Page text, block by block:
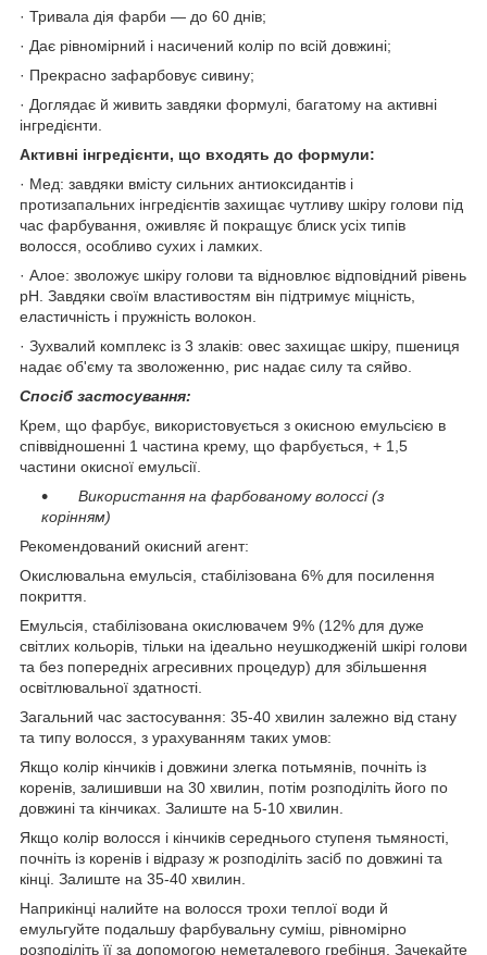
· Тривала дія фарби — до 60 днів;
· Дає рівномірний і насичений колір по всій довжині;
· Прекрасно зафарбовує сивину;
· Доглядає й живить завдяки формулі, багатому на активні
інгредієнти.
Активні інгредієнти, що входять до формули:
· Мед: завдяки вмісту сильних антиоксидантів і
протизапальних інгредієнтів захищає чутливу шкіру голови під
час фарбування, оживляє й покращує блиск усіх типів
волосся, особливо сухих і ламких.
· Алое: зволожує шкіру голови та відновлює відповідний рівень
pH. Завдяки своїм властивостям він підтримує міцність,
еластичність і пружність волокон.
· Зухвалий комплекс із 3 злаків: овес захищає шкіру, пшениця
надає об'єму та зволоженню, рис надає силу та сяйво.
Спосіб застосування:
Крем, що фарбує, використовується з окисною емульсією в
співвідношенні 1 частина крему, що фарбується, + 1,5
частини окисної емульсії.
Використання на фарбованому волоссі (з
корінням)
Рекомендований окисний агент:
Окислювальна емульсія, стабілізована 6% для посилення
покриття.
Емульсія, стабілізована окислювачем 9% (12% для дуже
світлих кольорів, тільки на ідеально неушкодженій шкірі голови
та без попередніх агресивних процедур) для збільшення
освітлювальної здатності.
Загальний час застосування: 35-40 хвилин залежно від стану
та типу волосся, з урахуванням таких умов:
Якщо колір кінчиків і довжини злегка потьмянів, почніть із
коренів, залишивши на 30 хвилин, потім розподіліть його по
довжині та кінчиках. Залиште на 5-10 хвилин.
Якщо колір волосся і кінчиків середнього ступеня тьмяності,
почніть із коренів і відразу ж розподіліть засіб по довжині та
кінці. Залиште на 35-40 хвилин.
Наприкінці налийте на волосся трохи теплої води й
емульгуйте подальшу фарбувальну суміш, рівномірно
розподіліть її за допомогою неметалевого гребінця. Зачекайте